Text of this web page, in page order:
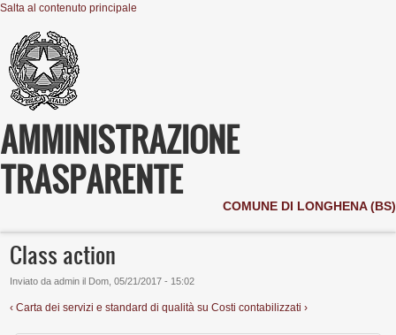
Salta al contenuto principale
AMMINISTRAZIONE
TRASPARENTE
COMUNE DI LONGHENA (BS)
Class action
Inviato da admin il Dom, 05/21/2017 - 15:02
‹ Carta dei servizi e standard di qualità su Costi contabilizzati ›